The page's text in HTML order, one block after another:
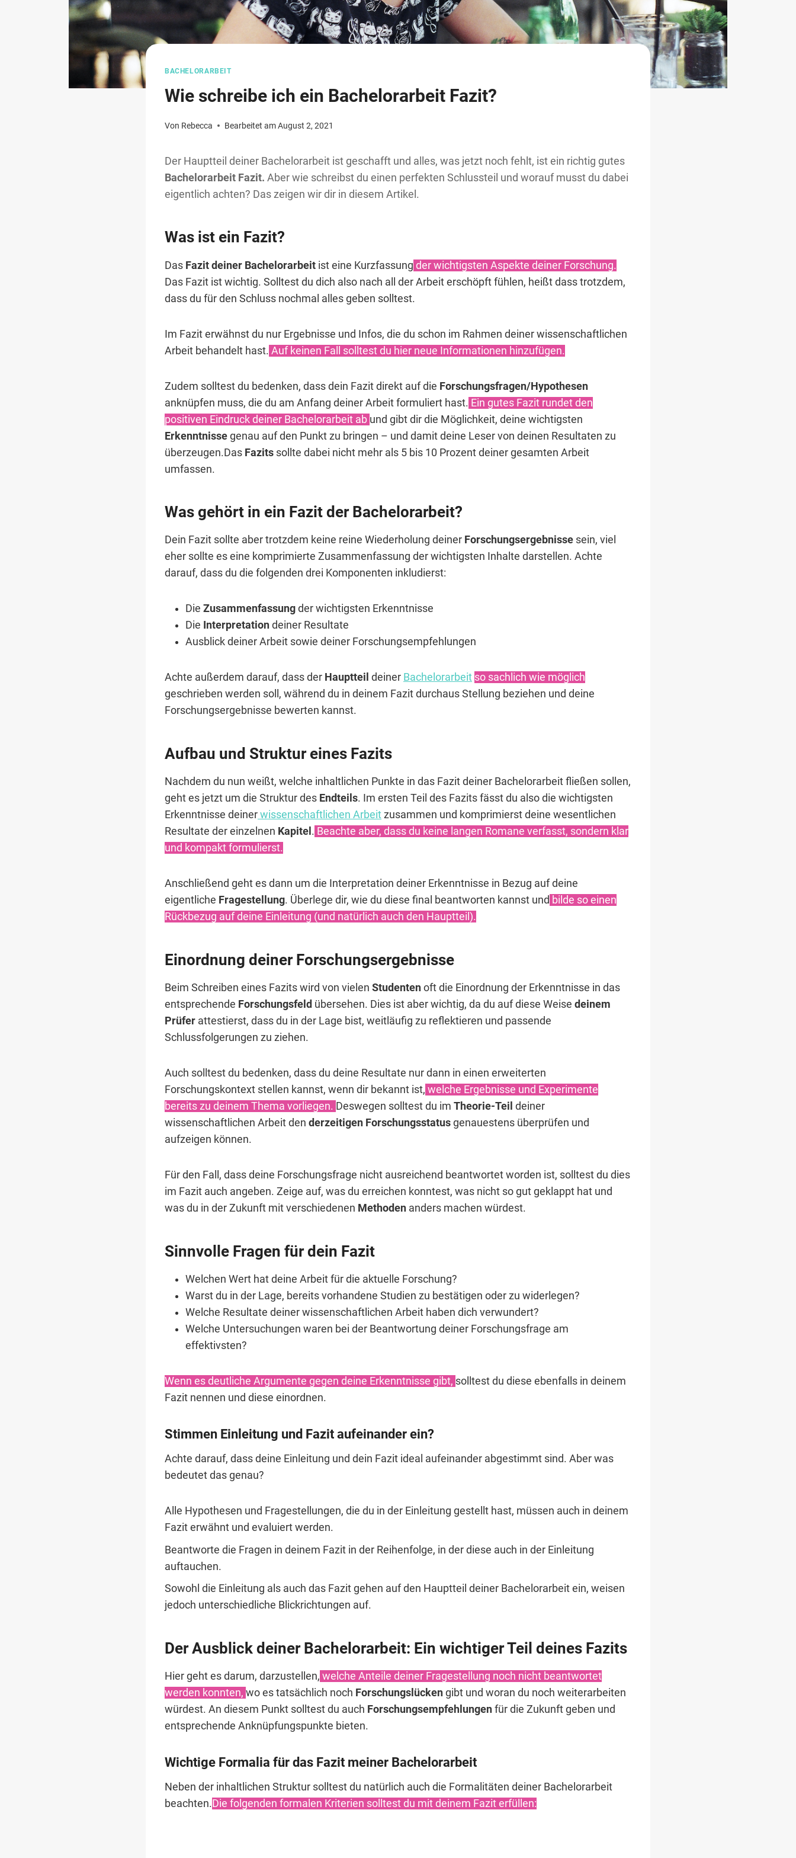
BACHELORARBEIT
Wie schreibe ich ein Bachelorarbeit Fazit?
Von Rebecca Bearbeitet am August 2, 2021
Der Hauptteil deiner Bachelorarbeit ist geschafft und alles, was jetzt noch fehlt, ist ein richtig gutes
Bachelorarbeit Fazit. Aber wie schreibst du einen perfekten Schlussteil und worauf musst du dabei
eigentlich achten? Das zeigen wir dir in diesem Artikel.
Was ist ein Fazit?
Das Fazit deiner Bachelorarbeit ist eine Kurzfassung der wichtigsten Aspekte deiner Forschung.
Das Fazit ist wichtig. Solltest du dich also nach all der Arbeit erschöpft fühlen, heißt dass trotzdem,
dass du für den Schluss nochmal alles geben solltest.
Im Fazit erwähnst du nur Ergebnisse und Infos, die du schon im Rahmen deiner wissenschaftlichen
Arbeit behandelt hast. Auf keinen Fall solltest du hier neue Informationen hinzufügen.
Zudem solltest du bedenken, dass dein Fazit direkt auf die Forschungsfragen/Hypothesen
anknüpfen muss, die du am Anfang deiner Arbeit formuliert hast. Ein gutes Fazit rundet den
positiven Eindruck deiner Bachelorarbeit ab und gibt dir die Möglichkeit, deine wichtigsten
Erkenntnisse genau auf den Punkt zu bringen – und damit deine Leser von deinen Resultaten zu
überzeugen.Das Fazits sollte dabei nicht mehr als 5 bis 10 Prozent deiner gesamten Arbeit
umfassen.
Was gehört in ein Fazit der Bachelorarbeit?
Dein Fazit sollte aber trotzdem keine reine Wiederholung deiner Forschungsergebnisse sein, viel
eher sollte es eine komprimierte Zusammenfassung der wichtigsten Inhalte darstellen. Achte
darauf, dass du die folgenden drei Komponenten inkludierst:
DieZusammenfassungder wichtigsten Erkenntnisse
Die Interpretation deiner Resultate
Ausblick deiner Arbeit sowie deiner Forschungsempfehlungen
Achte außerdem darauf, dass der Hauptteil deiner Bachelorarbeit so sachlich wie möglich
geschrieben werden soll, während du in deinem Fazit durchaus Stellung beziehen und deine
Forschungsergebnisse bewerten kannst.
Aufbau und Struktur eines Fazits
Nachdem du nun weißt, welche inhaltlichen Punkte in das Fazit deiner Bachelorarbeit fließen sollen,
geht es jetzt um die Struktur des Endteils. Im ersten Teil des Fazits fässt du also die wichtigsten
Erkenntnisse deiner wissenschaftlichen Arbeit zusammen und komprimierst deine wesentlichen
Resultate der einzelnen Kapitel . Beachte aber, dass du keine langen Romane verfasst, sondern klar
und kompakt formulierst.
Anschließend geht es dann um die Interpretation deiner Erkenntnisse in Bezug auf deine
eigentliche Fragestellung. Überlege dir, wie du diese final beantworten kannst und bilde so einen
Rückbezug auf deine Einleitung (und natürlich auch den Hauptteil).
Einordnung deiner Forschungsergebnisse
Beim Schreiben eines Fazits wird von vielen Studenten oft die Einordnung der Erkenntnisse in das
entsprechende Forschungsfeld übersehen. Dies ist aber wichtig, da du auf diese Weise deinem
Prüfer attestierst, dass du in der Lage bist, weitläufig zu reflektieren und passende
Schlussfolgerungen zu ziehen.
Auch solltest du bedenken, dass du deine Resultate nur dann in einen erweiterten
Forschungskontext stellen kannst, wenn dir bekannt ist, welche Ergebnisse und Experimente
bereits zu deinem Thema vorliegen. Deswegen solltest du im Theorie-Teil deiner
wissenschaftlichen Arbeit den derzeitigen Forschungsstatus genauestens überprüfen und
aufzeigen können.
Für den Fall, dass deine Forschungsfrage nicht ausreichend beantwortet worden ist, solltest du dies
im Fazit auch angeben. Zeige auf, was du erreichen konntest, was nicht so gut geklappt hat und
was du in der Zukunft mit verschiedenen Methoden anders machen würdest.
Sinnvolle Fragen für dein Fazit
Welchen Wert hat deine Arbeit für die aktuelle Forschung?
Warst du in der Lage, bereits vorhandene Studien zu bestätigen oder zu widerlegen?
Welche Resultate deiner wissenschaftlichen Arbeit haben dich verwundert?
Welche Untersuchungen waren bei der Beantwortung deiner Forschungsfrage am
effektivsten?
Wenn es deutliche Argumente gegen deine Erkenntnisse gibt, solltest du diese ebenfalls in deinem
Fazit nennen und diese einordnen.
Stimmen Einleitung und Fazit aufeinander ein?
Achte darauf, dass deine Einleitung und dein Fazit ideal aufeinander abgestimmt sind. Aber was
bedeutet das genau?
Alle Hypothesen und Fragestellungen, die du in der Einleitung gestellt hast, müssen auch in deinem
Fazit erwähnt und evaluiert werden.
Beantworte die Fragen in deinem Fazit in der Reihenfolge, in der diese auch in der Einleitung
auftauchen.
Sowohl die Einleitung als auch das Fazit gehen auf den Hauptteil deiner Bachelorarbeit ein, weisen
jedoch unterschiedliche Blickrichtungen auf.
Der Ausblick deiner Bachelorarbeit: Ein wichtiger Teil deines Fazits
Hier geht es darum, darzustellen, welche Anteile deiner Fragestellung noch nicht beantwortet
werden konnten, wo es tatsächlich noch Forschungslücken gibt und woran du noch weiterarbeiten
würdest. An diesem Punkt solltest du auch Forschungsempfehlungen für die Zukunft geben und
entsprechende Anknüpfungspunkte bieten.
Wichtige Formalia für das Fazit meiner Bachelorarbeit
Neben der inhaltlichen Struktur solltest du natürlich auch die Formalitäten deiner Bachelorarbeit
beachten. Die folgenden formalen Kriterien solltest du mit deinem Fazit erfüllen: